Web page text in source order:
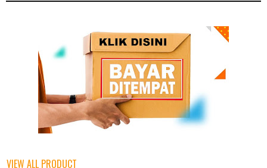
VIEW ALL PRODUCT